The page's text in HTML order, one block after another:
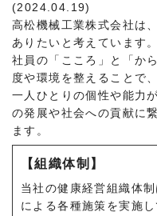
(2024.04.19)
高松機械工業株式会社は
ありたいと考えています。
社員の「こころ」と「か
度や環境を整えることで
一人ひとりの個性や能力
の発展や社会への貢献に
ます。
【組織体制】
当社の健康経営組織体
による各種施策を実施し